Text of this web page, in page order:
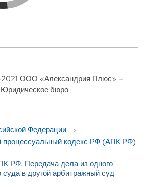
ООО «Александрия Плюс» —
Юридическое бюро
Федерации
процессуальный кодекс РФ (АПК РФ)
РФ. Передача дела из одного
суда в другой арбитражный суд